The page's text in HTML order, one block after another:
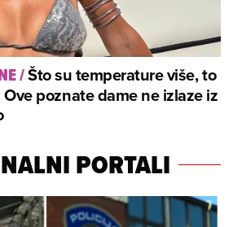
/Što su temperature više, to
poznate dame ne izlaze iz
PORTALI